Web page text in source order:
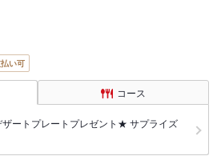
い可
コース
ートプレートプレゼント★ サプライズ